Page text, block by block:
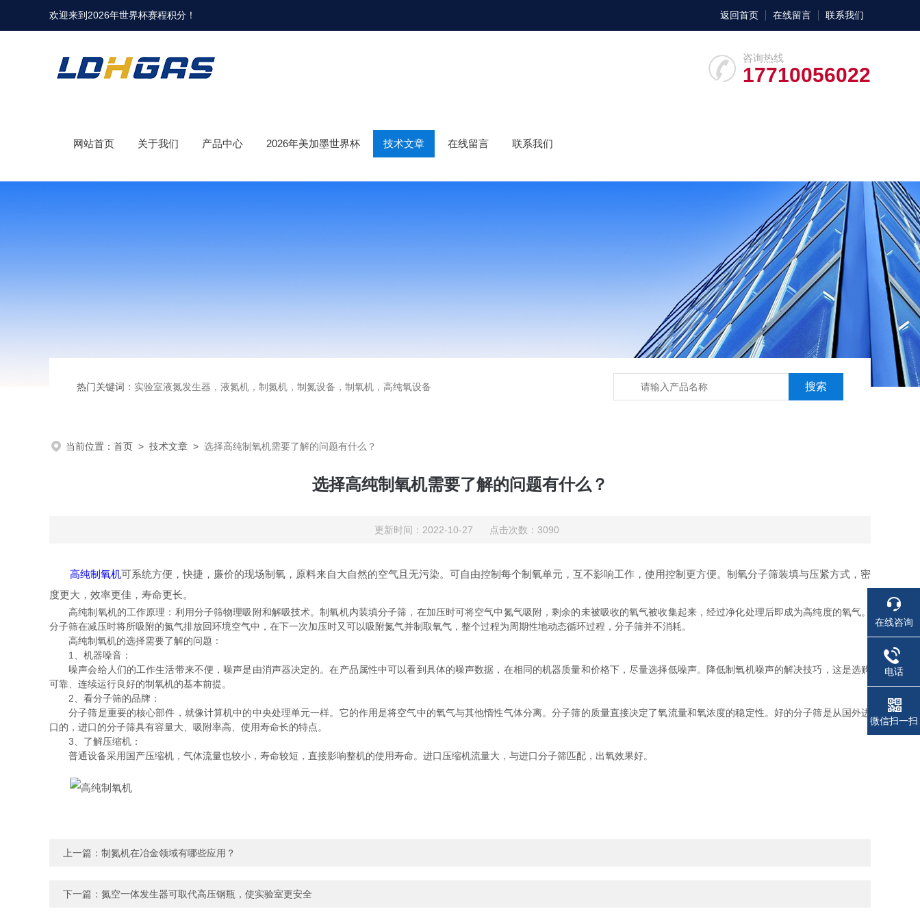
欢迎来到 2026年世界杯赛程积分 ！ 返回首页 在线留言 联系我们
咨询热线
17710056022
网站首页 关于我们 产品中心 2026年美加墨世界杯 技术文章 在线留言 联系我们
热门关键词： 实验室液氮发生器，液氮机，制氮机，制氮设备，制氧机，高纯氧设备
当前位置： 首页 > 技术文章 > 选择高纯制氧机需要了解的问题有什么？
选择高纯制氧机需要了解的问题有什么？
更新时间：2022-10-27 点击次数：3090
高纯制氧机可系统方便，快捷，廉价的现场制氧，原料来自大自然的空气且无污染。可自由控制每个制氧单元，互不影响工作，使用控制更方便。制氧分子筛装填与压紧方式，密
度更大，效率更佳，寿命更长。
高纯制氧机的工作原理：利用分子筛物理吸附和解吸技术。制氧机内装填分子筛，在加压时可将空气中氮气吸附，剩余的未被吸收的氧气被收集起来，经过净化处理后即成为高纯度的氧气。
分子筛在减压时将所吸附的氮气排放回环境空气中，在下一次加压时又可以吸附氮气并制取氧气，整个过程为周期性地动态循环过程，分子筛并不消耗。
高纯制氧机的选择需要了解的问题：
1、机器噪音：
噪声会给人们的工作生活带来不便，噪声是由消声器决定的。在产品属性中可以看到具体的噪声数据，在相同的机器质量和价格下，尽量选择低噪声。降低制氧机噪声的解决技巧，这是选购
可靠、连续运行良好的制氧机的基本前提。
2、看分子筛的品牌：
分子筛是重要的核心部件，就像计算机中的中央处理单元一样。它的作用是将空气中的氧气与其他惰性气体分离。分子筛的质量直接决定了氧流量和氧浓度的稳定性。好的分子筛是从国外进
口的，进口的分子筛具有容量大、吸附率高、使用寿命长的特点。
3、了解压缩机：
普通设备采用国产压缩机，气体流量也较小，寿命较短，直接影响整机的使用寿命。进口压缩机流量大，与进口分子筛匹配，出氧效果好。
上一篇： 制氮机在冶金领域有哪些应用？
下一篇： 氮空一体发生器可取代高压钢瓶，使实验室更安全
在线咨询
电话
微信扫一扫